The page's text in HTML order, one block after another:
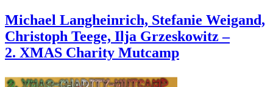
Michael Langheinrich, Stefanie Weigand,
Christoph Teege, Ilja Grzeskowitz –
2. XMAS Charity Mutcamp